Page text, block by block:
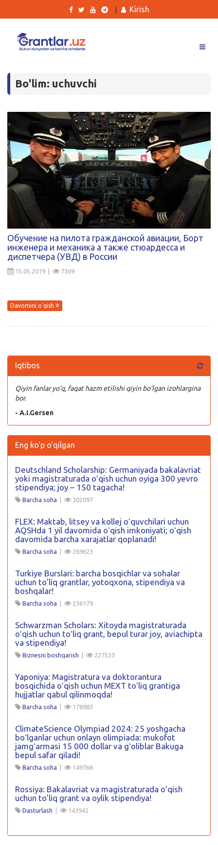
Tanlovlar
Kurslar
Blog
Yana
Qidirish
Kirish
Kirish
Bo'lim: uchuvchi
Обучение на пилота гражданской авиации, Борт
инженера и механика а также стюардесса и
диспетчера (УВД) в России
15.05.2019 | 7369
Davomini o'qish
Iqtibos
Qiyin fanlar yo’q, faqat hazm etilishi qiyin bo’lgan izohlargina
bor.
- A.I.Gersen
Eng ko'p o'qilgan
Deutschland Scholarship: Germaniyada bakalavriat
yoki magistraturada oʻqish uchun oyiga 300 yevro
stipendiya; joy – 150 tagacha!
Barcha soha 302097
FLEX: Maktab, litsey va kollej oʻquvchilari uchun
AQSHda 1 yil davomida oʻqish imkoniyati; oʻqish
davomida barcha xarajatlar qoplanadi!
Barcha soha 269623
Turkiye Burslari: barcha bosqichlar va sohalar
uchun to’liq grantlar, yotoqxona, stipendiya va
boshqalar!
Barcha soha 236179
Schwarzman Scholars: Xitoyda magistraturada
oʻqish uchun toʻliq grant, bepul turar joy, aviachipta
va stipendiya!
Biznesni boshqarish 227533
Yaponiya: Magistratura va doktorantura
bosqichida oʻqish uchun MEXT toʻliq grantiga
hujjatlar qabul qilinmoqda!
Barcha soha 178983
ClimateScience Olympiad 2024: 25 yoshgacha
boʻlganlar uchun onlayn olimpiada: mukofot
jamgʻarmasi 15 000 dollar va gʻoliblar Bakuga
bepul safar qiladi!
Barcha soha 149766
Rossiya: Bakalavriat va magistraturada o’qish
uchun to’liq grant va oylik stipendiya!
Dasturlash 143942